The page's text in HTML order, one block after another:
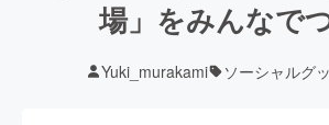
場」をみんなで
Yuki_murakami ソーシャルグ